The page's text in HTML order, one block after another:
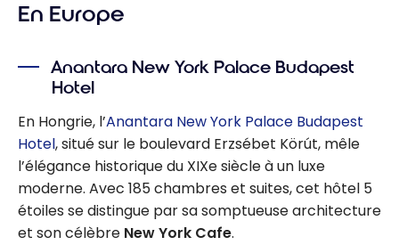
En Europe
Anantara New York Palace Budapest
Hotel
En Hongrie, l’Anantara New York Palace Budapest
Hotel, situé sur le boulevard Erzsébet Körút, mêle
l’élégance historique du XIXe siècle à un luxe
moderne. Avec 185 chambres et suites, cet hôtel 5
étoiles se distingue par sa somptueuse architecture
et son célèbre New York Cafe.